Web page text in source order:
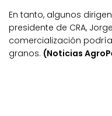
En tanto, algunos
presidente de CRA,
comercialización
granos. (Noticias